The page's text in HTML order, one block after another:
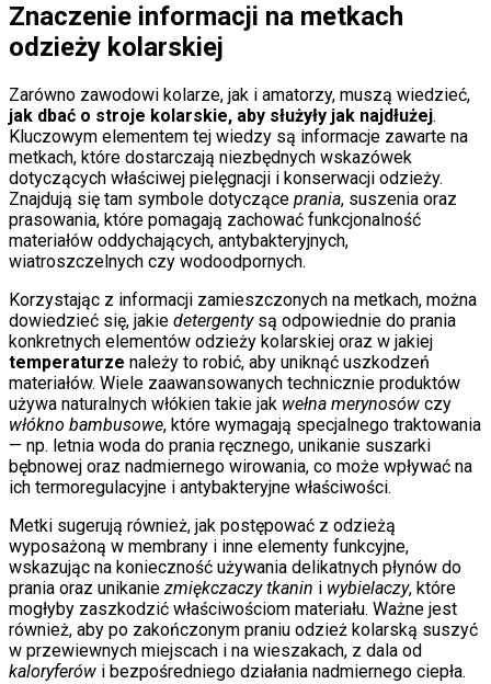
Znaczenie informacji na metkach
odzieży kolarskiej
Zarówno zawodowi kolarze, jak i amatorzy, muszą wiedzieć,
jak dbać o stroje kolarskie, aby służyły jak najdłużej.
Kluczowym elementem tej wiedzy są informacje zawarte na
metkach, które dostarczają niezbędnych wskazówek
dotyczących właściwej pielęgnacji i konserwacji odzieży.
Znajdują się tam symbole dotyczące prania, suszenia oraz
prasowania, które pomagają zachować funkcjonalność
materiałów oddychających, antybakteryjnych,
wiatroszczelnych czy wodoodpornych.
Korzystając z informacji zamieszczonych na metkach, można
dowiedzieć się, jakie detergentysą odpowiednie do prania
konkretnych elementów odzieży kolarskiej oraz w jakiej
temperaturze należy to robić, aby uniknąć uszkodzeń
materiałów. Wiele zaawansowanych technicznie produktów
używa naturalnych włókien takie jak wełna merynosów czy
włókno bambusowe, które wymagają specjalnego traktowania
— np. letnia woda do prania ręcznego, unikanie suszarki
bębnowej oraz nadmiernego wirowania, co może wpływać na
ich termoregulacyjne i antybakteryjne właściwości.
Metki sugerują również, jak postępować z odzieżą
wyposażoną w membrany i inne elementy funkcyjne,
wskazując na konieczność używania delikatnych płynów do
prania oraz unikanie zmiękczaczy tkanin i wybielaczy, które
mogłyby zaszkodzić właściwościom materiału. Ważne jest
również, aby po zakończonym praniu odzież kolarską suszyć
w przewiewnych miejscach i na wieszakach, z dala od
kaloryferów i bezpośredniego działania nadmiernego ciepła.